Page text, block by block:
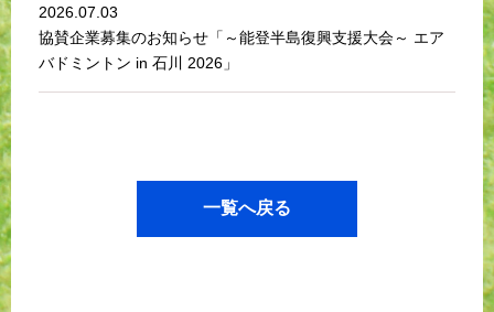
2026.07.03
協賛企業募集のお知らせ「～能登半島復興支援大会～ エア
バドミントン in 石川 2026」
一覧へ戻る